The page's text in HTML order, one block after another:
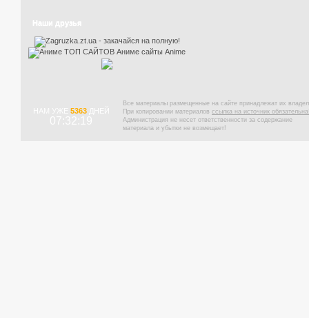
Наши друзья
НАМ УЖЕ 5363ДНЕЙ
07:32:20
Все материалы размещенные на сайте принадлежат их
При копировании материалов ссылка на источник
Администрация не несет ответственности за содержание
материала и убытки не возмещает!